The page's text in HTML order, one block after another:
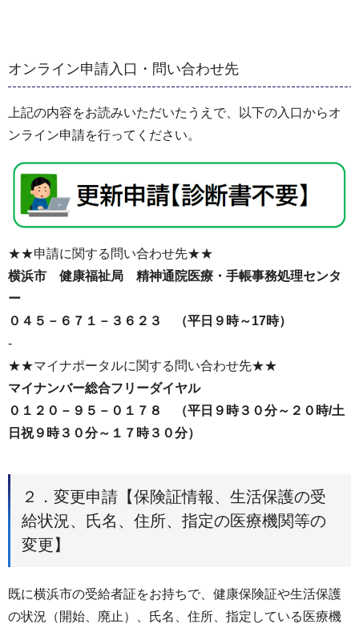
オンライン申請入口・問い合わせ先
上記の内容をお読みいただいたうえで、以下の入口からオ
ンライン申請を行ってください。
★★申請に関する問い合わせ先★★
横浜市 健康福祉局 精神通院医療・手帳事務処理センタ
ー
０４５－６７１－３６２３ （平日９時～17時）
-
★★マイナポータルに関する問い合わせ先★★
マイナンバー総合フリーダイヤル
０１２０－９５－０１７８ （平日９時３０分～２０時/土
日祝９時３０分～１７時３０分）
２．変更申請【保険証情報、生活保護の受
給状況、氏名、住所、指定の医療機関等の
変更】
既に横浜市の受給者証をお持ちで、健康保険証や生活保護
の状況（開始、廃止）、氏名、住所、指定している医療機